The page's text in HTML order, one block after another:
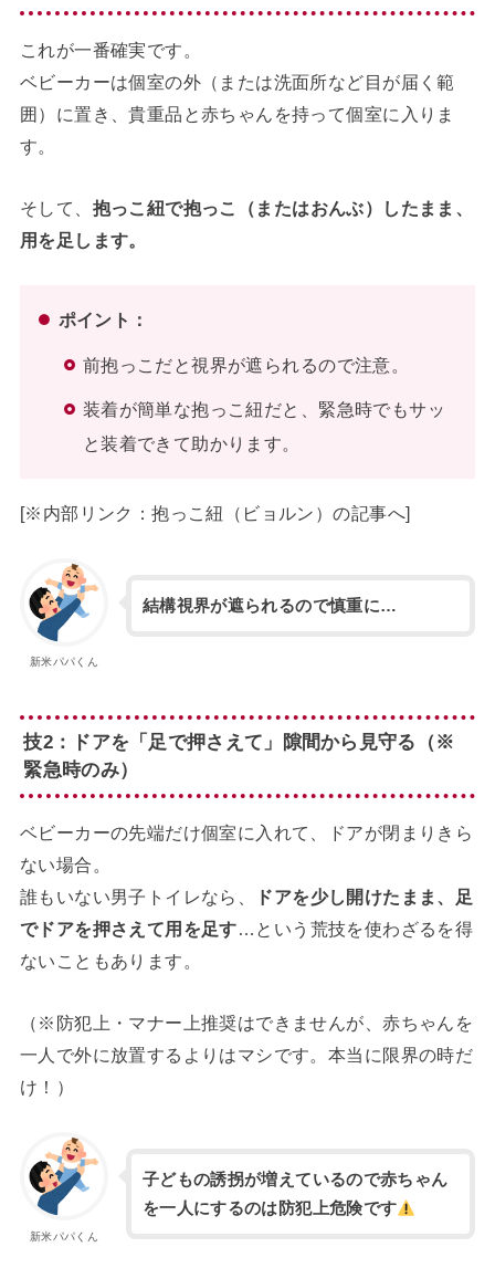
これが一番確実です。
ベビーカーは個室の外（または洗面所など目が届く範
囲）に置き、貴重品と赤ちゃんを持って個室に入りま
す。
そして、 抱っこ紐で抱っこ（またはおんぶ）したまま、
用を足します。
ポイント：
前抱っこだと視界が遮られるので注意。
装着が簡単な抱っこ紐だと、緊急時でもサッ
と装着できて助かります。
[※内部リンク：抱っこ紐（ビョルン）の記事へ]
新米パパくん
結構視界が遮られるので慎重に…
技2：ドアを「足で押さえて」隙間から見守る（※
緊急時のみ）
ベビーカーの先端だけ個室に入れて、ドアが閉まりきら
ない場合。
誰もいない男子トイレなら、
ドアを少し開けたまま、足
でドアを押さえて用を足す…という荒技を使わざるを得
ないこともあります。
（※防犯上・マナー上推奨はできませんが、赤ちゃんを
一人で外に放置するよりはマシです。本当に限界の時だ
け！）
新米パパくん
子どもの誘拐が増えているので赤ちゃん
を一人にするのは防犯上危険です